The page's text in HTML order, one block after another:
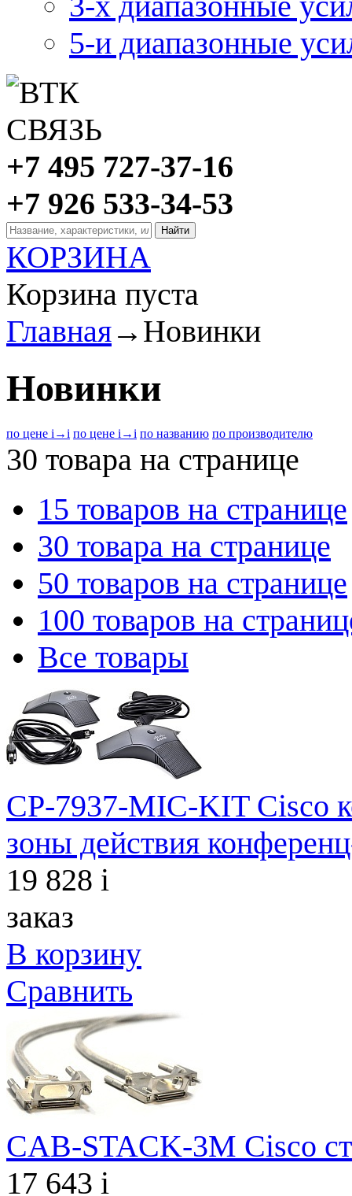
5-и диапазонные
+7 495 727-37-16
+7 926 533-34-53
КОРЗИНА
Корзина пуста
Главная→ Новинки
Новинки
по цене i →i по цене i →i по названию по производителю
30 товара на странице
15 товаров на странице
30 товара на странице
50 товаров на странице
100 товаров на
Все товары
CP-7937-MIC-KIT Cisco
зоны действия
19 828 i
заказ
В корзину
Сравнить
CAB-STACK-3M Cisco
17 643 i